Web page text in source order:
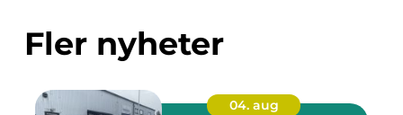
Fler nyheter
04. aug